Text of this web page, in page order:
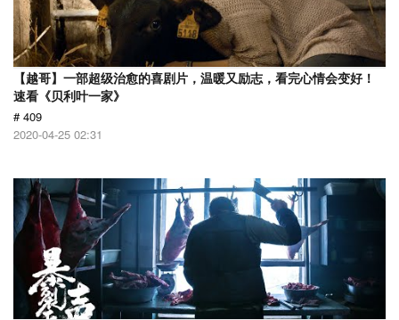
【越哥】一部超级治愈的喜剧片，温暖又励志，看完心情会变好！
速看《贝利叶一家》
# 409
2020-04-25 02:31